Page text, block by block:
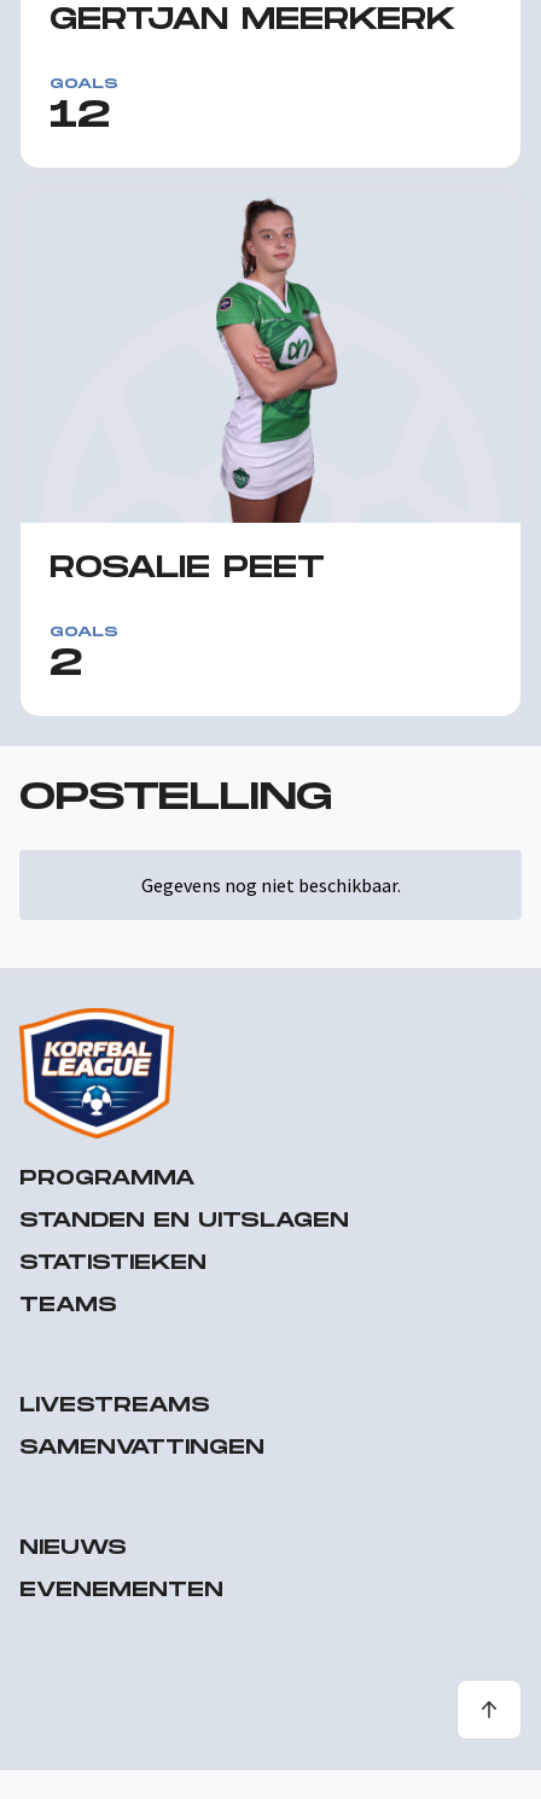
GERTJAN MEERKERK
GOALS
12
ROSALIE PEET
GOALS
2
OPSTELLING
Gegevens nog niet beschikbaar.
PROGRAMMA
STANDEN EN UITSLAGEN
STATISTIEKEN
TEAMS
LIVESTREAMS
SAMENVATTINGEN
NIEUWS
EVENEMENTEN